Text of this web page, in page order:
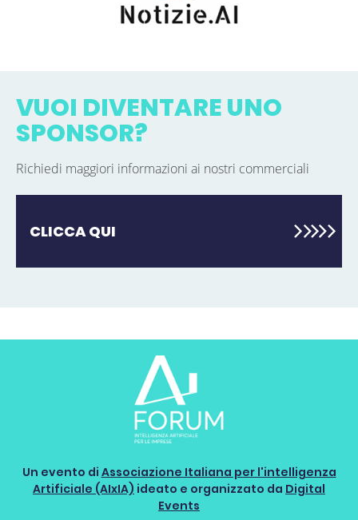
VUOI DIVENTARE UNO
SPONSOR?
Richiedi maggiori informazioni ai nostri commerciali
CLICCA QUI
Un evento di Associazione Italiana per l'intelligenza
Artificiale (AIxIA) ideato e organizzato da Digital
Events